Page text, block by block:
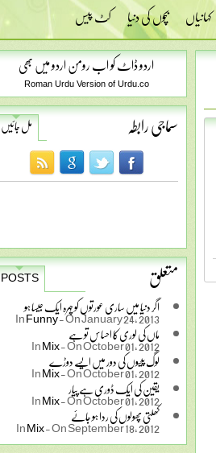
کہانیاں بچوں کی دنیا کٹ پیس
اردو ڈاٹ کو اب رومن اردو میں بھی
Roman Urdu Version of Urdu.co
سماجی رابطہ مل جائیں
متعلق
POSTS
اگر دنیا میں ساری عورتوں کو چہرہ ایک جیسا ہوInFunny-On January 24, 2013
ماں کی لوری کا احساس تو ہے InMix-On October 01, 2012
لوگ پیسوں کی دور میں ایسے دوڑے InMix-On October 01, 2012
یقین کی ایک ڈوری ہے پیار InMix-On October 01, 2012
کھلتی پھولوں کی ردا ہو جائے InMix-On September 18, 2012